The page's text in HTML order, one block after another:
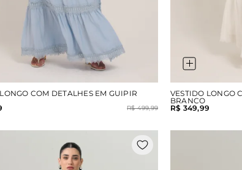
COM DETALHES EM GUIPIR
R$ 499,99
VESTIDO LONGO
BRANCO
R$ 349,99